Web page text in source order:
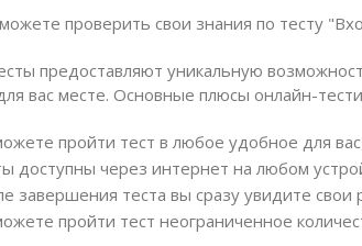
проверить свои знания по тесту
предоставляют уникальную
вас месте. Основные плюсы онлайн-
пройти тест в любое удобное для
доступны через интернет на любом
завершения теста вы сразу увидите
пройти тест неограниченное